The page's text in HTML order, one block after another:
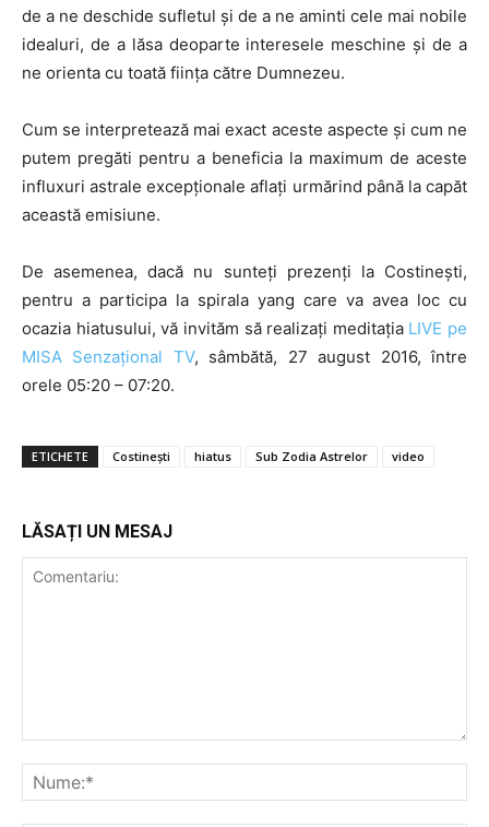
de a ne deschide sufletul și de a ne aminti cele mai nobile
idealuri, de a lăsa deoparte interesele meschine și de a
ne orienta cu toată ființa către Dumnezeu.
Cum se interpretează mai exact aceste aspecte și cum ne
putem pregăti pentru a beneficia la maximum de aceste
influxuri astrale excepționale aflați urmărind până la capăt
această emisiune.
De asemenea, dacă nu sunteți prezenți la Costinești,
pentru a participa la spirala yang care va avea loc cu
ocazia hiatusului, vă invităm să realizați meditația LIVE pe
MISA Senzațional TV, sâmbătă, 27 august 2016, între
orele 05:20 – 07:20.
ETICHETE Costinești hiatus Sub Zodia Astrelor video
LĂSAȚI UN MESAJ